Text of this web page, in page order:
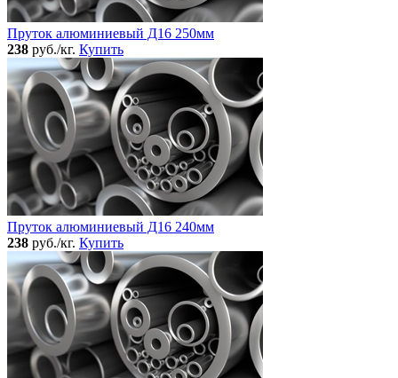
Пруток алюминиевый Д16 250мм
238 руб./кг. Купить
Пруток алюминиевый Д16 240мм
238 руб./кг. Купить